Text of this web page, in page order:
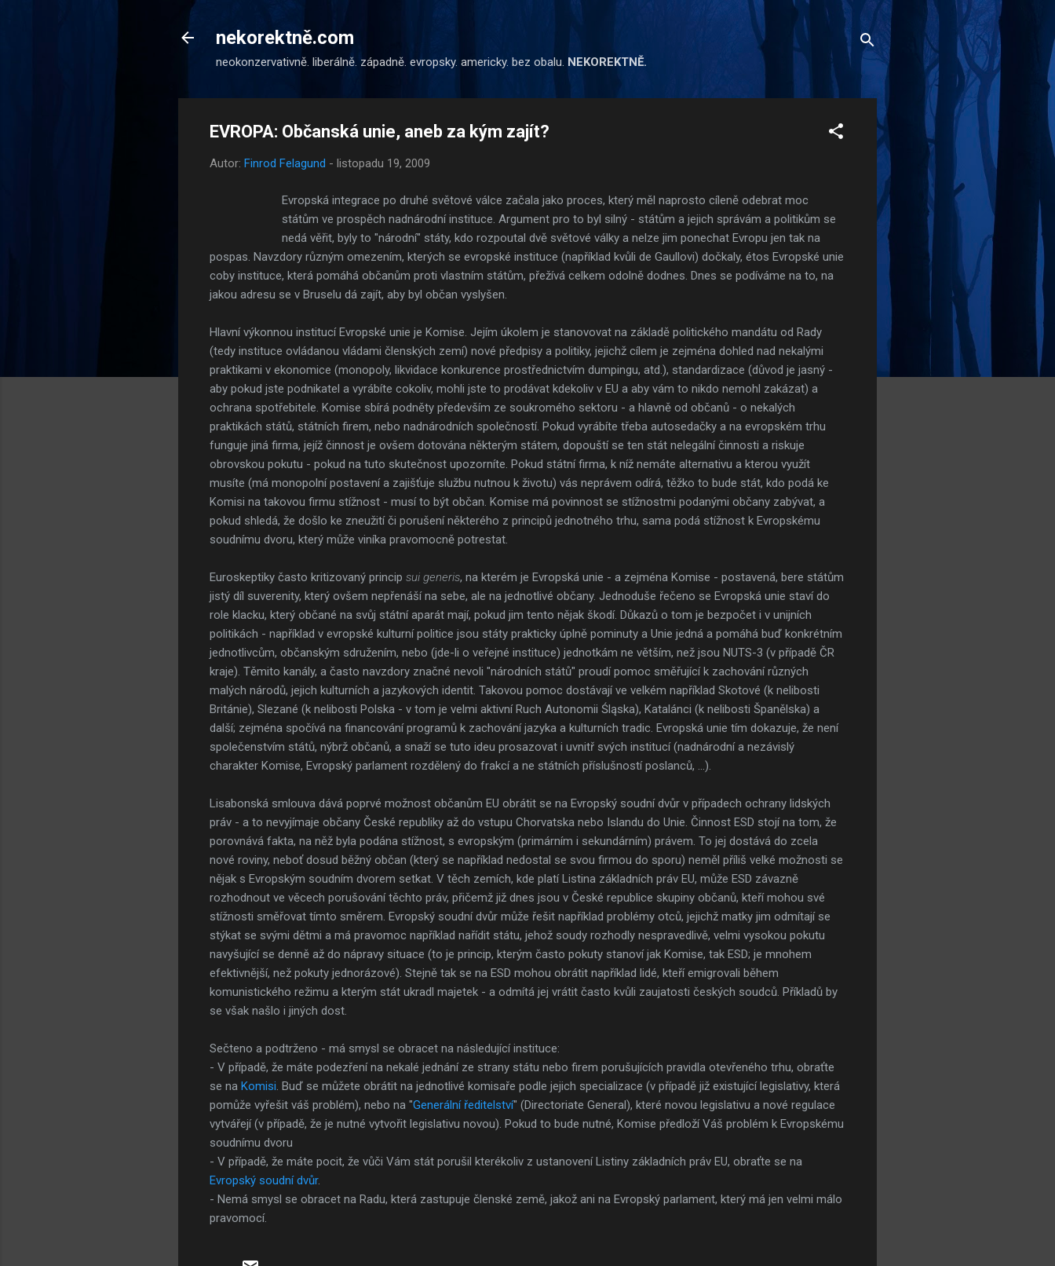
nekorektně.com
neokonzervativně. liberálně. západně. evropsky. americky. bez obalu. NEKOREKTNĚ.
EVROPA: Občanská unie, aneb za kým zajít?
Autor: Finrod Felagund - listopadu 19, 2009
Evropská integrace po druhé světové válce začala jako proces, který měl naprosto cíleně odebrat moc
státům ve prospěch nadnárodní instituce. Argument pro to byl silný - státům a jejich správám a politikům se
nedá věřit, byly to "národní" státy, kdo rozpoutal dvě světové války a nelze jim ponechat Evropu jen tak na
pospas. Navzdory různým omezením, kterých se evropské instituce (například kvůli de Gaullovi) dočkaly, étos Evropské unie
coby instituce, která pomáhá občanům proti vlastním státům, přežívá celkem odolně dodnes. Dnes se podíváme na to, na
jakou adresu se v Bruselu dá zajít, aby byl občan vyslyšen.
Hlavní výkonnou institucí Evropské unie je Komise. Jejím úkolem je stanovovat na základě politického mandátu od Rady
(tedy instituce ovládanou vládami členských zemí) nové předpisy a politiky, jejichž cílem je zejména dohled nad nekalými
praktikami v ekonomice (monopoly, likvidace konkurence prostřednictvím dumpingu, atd.), standardizace (důvod je jasný -
aby pokud jste podnikatel a vyrábíte cokoliv, mohli jste to prodávat kdekoliv v EU a aby vám to nikdo nemohl zakázat) a
ochrana spotřebitele. Komise sbírá podněty především ze soukromého sektoru - a hlavně od občanů - o nekalých
praktikách států, státních firem, nebo nadnárodních společností. Pokud vyrábíte třeba autosedačky a na evropském trhu
funguje jiná firma, jejíž činnost je ovšem dotována některým státem, dopouští se ten stát nelegální činnosti a riskuje
obrovskou pokutu - pokud na tuto skutečnost upozorníte. Pokud státní firma, k níž nemáte alternativu a kterou využít
musíte (má monopolní postavení a zajišťuje službu nutnou k životu) vás neprávem odírá, těžko to bude stát, kdo podá ke
Komisi na takovou firmu stížnost - musí to být občan. Komise má povinnost se stížnostmi podanými občany zabývat, a
pokud shledá, že došlo ke zneužití či porušení některého z principů jednotného trhu, sama podá stížnost k Evropskému
soudnímu dvoru, který může viníka pravomocně potrestat.
Euroskeptiky často kritizovaný princip sui generis, na kterém je Evropská unie - a zejména Komise - postavená, bere státům
jistý díl suverenity, který ovšem nepřenáší na sebe, ale na jednotlivé občany. Jednoduše řečeno se Evropská unie staví do
role klacku, který občané na svůj státní aparát mají, pokud jim tento nějak škodí. Důkazů o tom je bezpočet i v unijních
politikách - například v evropské kulturní politice jsou státy prakticky úplně pominuty a Unie jedná a pomáhá buď konkrétním
jednotlivcům, občanským sdružením, nebo (jde-li o veřejné instituce) jednotkám ne větším, než jsou NUTS-3 (v případě ČR
kraje). Těmito kanály, a často navzdory značné nevoli "národních států" proudí pomoc směřující k zachování různých
malých národů, jejich kulturních a jazykových identit. Takovou pomoc dostávají ve velkém například Skotové (k nelibosti
Británie), Slezané (k nelibosti Polska - v tom je velmi aktivní Ruch Autonomii Śląska), Katalánci (k nelibosti Španělska) a
další; zejména spočívá na financování programů k zachování jazyka a kulturních tradic. Evropská unie tím dokazuje, že není
společenstvím států, nýbrž občanů, a snaží se tuto ideu prosazovat i uvnitř svých institucí (nadnárodní a nezávislý
charakter Komise, Evropský parlament rozdělený do frakcí a ne státních příslušností poslanců, ...).
Lisabonská smlouva dává poprvé možnost občanům EU obrátit se na Evropský soudní dvůr v případech ochrany lidských
práv - a to nevyjímaje občany České republiky až do vstupu Chorvatska nebo Islandu do Unie. Činnost ESD stojí na tom, že
porovnává fakta, na něž byla podána stížnost, s evropským (primárním i sekundárním) právem. To jej dostává do zcela
nové roviny, neboť dosud běžný občan (který se například nedostal se svou firmou do sporu) neměl příliš velké možnosti se
nějak s Evropským soudním dvorem setkat. V těch zemích, kde platí Listina základních práv EU, může ESD závazně
rozhodnout ve věcech porušování těchto práv, přičemž již dnes jsou v České republice skupiny občanů, kteří mohou své
stížnosti směřovat tímto směrem. Evropský soudní dvůr může řešit například problémy otců, jejichž matky jim odmítají se
stýkat se svými dětmi a má pravomoc například nařídit státu, jehož soudy rozhodly nespravedlivě, velmi vysokou pokutu
navyšující se denně až do nápravy situace (to je princip, kterým často pokuty stanoví jak Komise, tak ESD; je mnohem
efektivnější, než pokuty jednorázové). Stejně tak se na ESD mohou obrátit například lidé, kteří emigrovali během
komunistického režimu a kterým stát ukradl majetek - a odmítá jej vrátit často kvůli zaujatosti českých soudců. Příkladů by
se však našlo i jiných dost.
Sečteno a podtrženo - má smysl se obracet na následující instituce:
- V případě, že máte podezření na nekalé jednání ze strany státu nebo firem porušujících pravidla otevřeného trhu, obraťte
se na Komisi . Buď se můžete obrátit na jednotlivé komisaře podle jejich specializace (v případě již existující legislativy, která
pomůže vyřešit váš problém), nebo na "Generální ředitelství" (Directoriate General), které novou legislativu a nové regulace
vytvářejí (v případě, že je nutné vytvořit legislativu novou). Pokud to bude nutné, Komise předloží Váš problém k Evropskému
soudnímu dvoru
- V případě, že máte pocit, že vůči Vám stát porušil kterékoliv z ustanovení Listiny základních práv EU, obraťte se na
Evropský soudní dvůr.
- Nemá smysl se obracet na Radu, která zastupuje členské země, jakož ani na Evropský parlament, který má jen velmi málo
pravomocí.